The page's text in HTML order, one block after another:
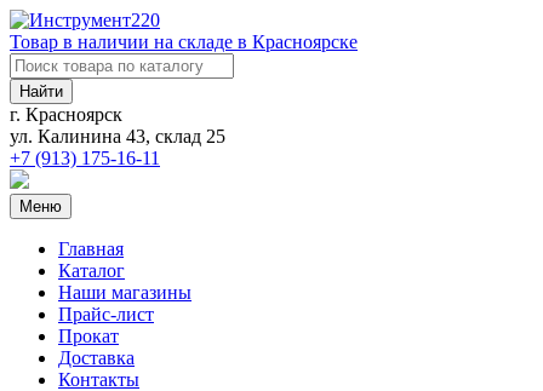
Товар в наличии на складе в Красноярске
Найти
г. Красноярск
ул. Калинина 43, склад 25
+7 (913) 175-16-11
Меню
Главная
Каталог
Наши магазины
Прайс-лист
Прокат
Доставка
Контакты